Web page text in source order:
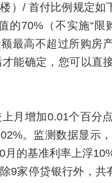
）/ 首付比例规定如
的70%（不实施“限
最高不超过所购房
能确定，您可以直
月增加0.01个百分
。监测数据显示
的基准利率上浮
9家停贷银行外，共